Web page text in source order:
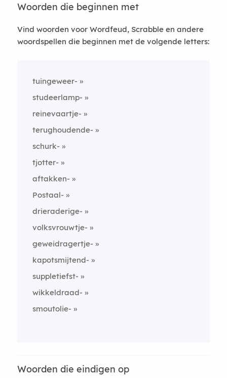
Woorden die beginnen met
Vind woorden voor Wordfeud, Scrabble en andere
woordspellen die beginnen met de volgende letters:
tuingeweer-
studeerlamp-
reinevaartje-
terughoudende-
schurk-
tjotter-
aftakken-
Postaal-
drieraderige-
volksvrouwtje-
geweidragertje-
kapotsmijtend-
suppletiefst-
wikkeldraad-
smoutolie-
Woorden die eindigen op